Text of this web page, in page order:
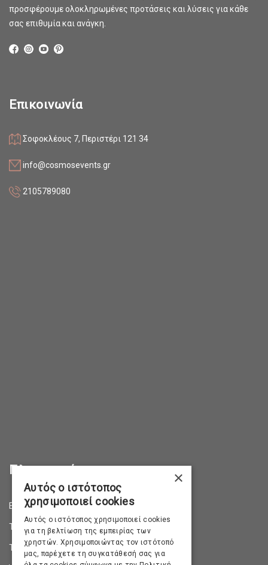
προσφέρουμε ολοκληρωμένες προτάσεις και λύσεις για κάθε
σας επιθυμία και ανάγκη.
Επικοινωνία
Σοφοκλέους 7, Περιστέρι 121 34
info@cosmosevents.gr
2105789080
Πληροφορίες
Επικοινωνία
Τρόποι Αποστολής
Τρόποι Πληρωμής
×
Αυτός ο ιστότοπος
χρησιμοποιεί cookies
Αυτός ο ιστότοπος χρησιμοποιεί cookies
για τη βελτίωση της εμπειρίας των
χρηστών. Χρησιμοποιώντας τον ιστότοπό
μας, παρέχετε τη συγκατάθεσή σας για